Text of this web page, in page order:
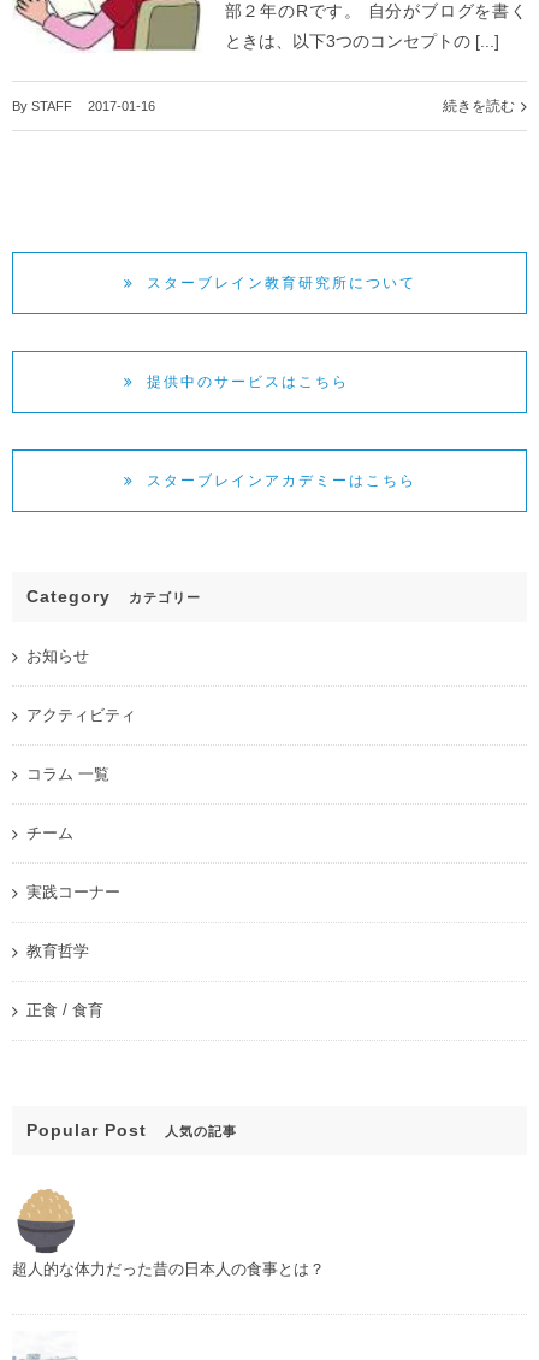
部２年のRです。 自分がブログを書く
ときは、以下3つのコンセプトの [...]
By STAFF 2017-01-16 続きを読む
スターブレイン教育研究所について
提供中のサービスはこちら
スターブレインアカデミーはこちら
Category カテゴリー
お知らせ
アクティビティ
コラム 一覧
チーム
実践コーナー
教育哲学
正食 / 食育
Popular Post 人気の記事
超人的な体力だった昔の日本人の食事とは？